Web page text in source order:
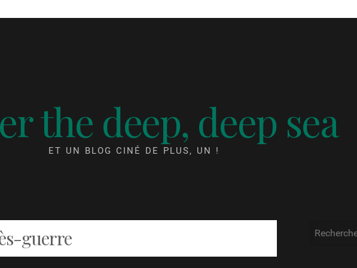
the deep, deep sea
ET UN BLOG CINÉ DE PLUS, UN !
guerre